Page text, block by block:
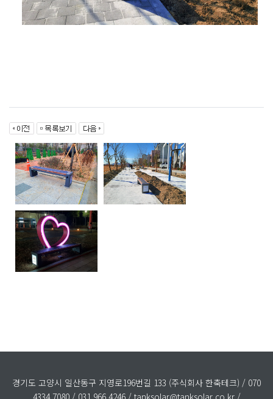
경기도 고양시 일산동구 지영로196번길 133 (주식회사 한축테크) / 070
4334 7080 / 031 966 4246 / tanksolar@tanksolar.co.kr /